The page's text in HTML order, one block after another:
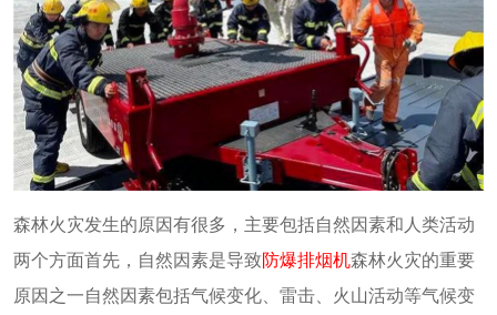
森林火灾发生的原因有很多，主要包括自然因素和人类活动
两个方面首先，自然因素是导致防爆排烟机森林火灾的重要
原因之一自然因素包括气候变化、雷击、火山活动等气候变